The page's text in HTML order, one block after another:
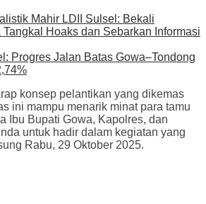
Mahir LDII Sulsel: Bekali
Hoaks dan Sebarkan Informasi
Progres Jalan Batas Gowa–Tondong
konsep pelantikan yang dikemas
ini mampu menarik minat para tamu
Ibu Bupati Gowa, Kapolres, dan
untuk hadir dalam kegiatan yang
Rabu, 29 Oktober 2025.